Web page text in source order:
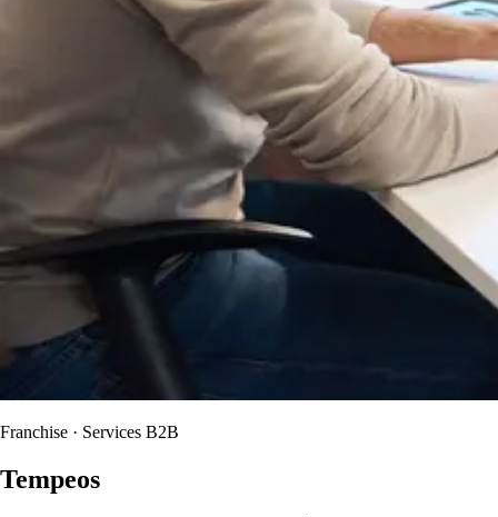
Franchise · Services B2B
Tempeos